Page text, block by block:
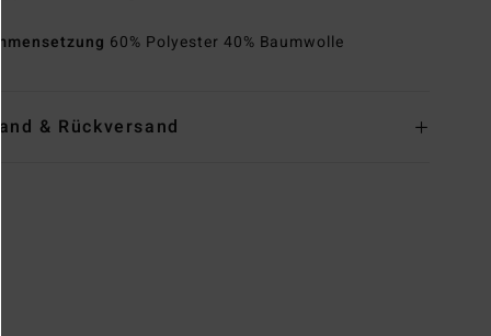
60% Polyester 40% Baumwolle
& Rückversand